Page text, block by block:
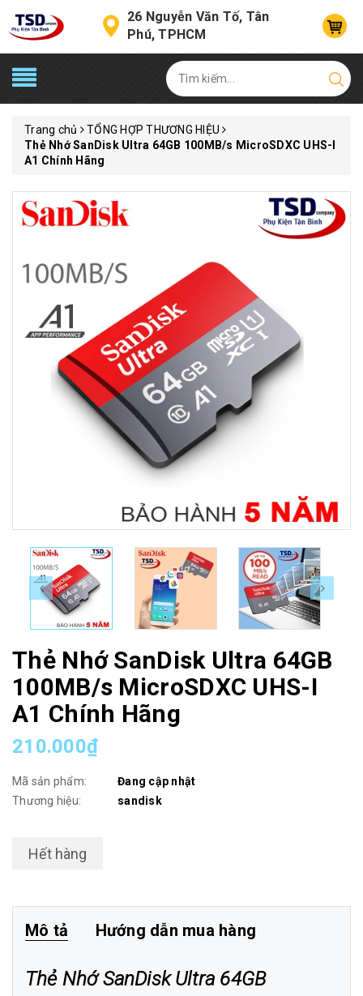
26 Nguyễn Văn Tố, Tân
Phú, TPHCM
Trang chủ
TỔNG HỢP THƯƠNG HIỆU
Thẻ Nhớ SanDisk Ultra 64GB 100MB/s MicroSDXC UHS-I
A1 Chính Hãng
Thẻ Nhớ SanDisk Ultra 64GB
100MB/s MicroSDXC UHS-I
A1 Chính Hãng
210.000₫
Mã sản phẩm:
Đang cập nhật
Thương hiệu:
sandisk
Hết hàng
Mô tả Hướng dẫn mua hàng
Thẻ Nhớ SanDisk Ultra 64GB